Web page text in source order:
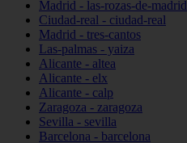
Madrid - las-rozas-de-madrid
Ciudad-real - ciudad-real
Madrid - tres-cantos
Las-palmas - yaiza
Alicante - altea
Alicante - elx
Alicante - calp
Zaragoza - zaragoza
Sevilla - sevilla
Barcelona - barcelona